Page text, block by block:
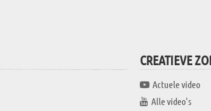
CREATIEVE
Actuele video
Alle video's